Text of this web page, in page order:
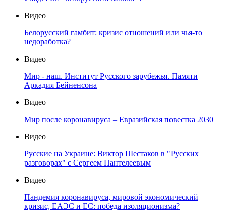
Видео
Белорусский гамбит: кризис отношений или чья-то
недоработка?
Видео
Мир - наш. Институт Русского зарубежья. Памяти
Аркадия Бейненсона
Видео
Мир после коронавируса – Евразийская повестка 2030
Видео
Русские на Украине: Виктор Шестаков в "Русских
разговорах" с Сергеем Пантелеевым
Видео
Пандемия коронавируса, мировой экономический
кризис, ЕАЭС и ЕС: победа изоляционизма?